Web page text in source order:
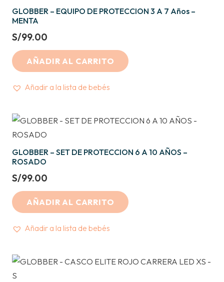
GLOBBER – EQUIPO DE PROTECCION 3 A 7 Años –
MENTA
S/99.00
AÑADIR AL CARRITO
Añadir a la lista de bebés
GLOBBER – SET DE PROTECCION 6 A 10 AÑOS –
ROSADO
S/99.00
AÑADIR AL CARRITO
Añadir a la lista de bebés